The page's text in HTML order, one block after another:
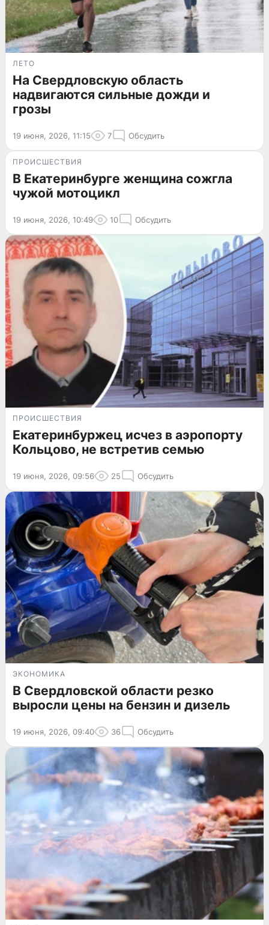
ЛЕТО
На Свердловскую область
надвигаются сильные дожди и
грозы
19 июня, 2026, 11:15 7 Обсудить
ПРОИСШЕСТВИЯ
В Екатеринбурге женщина сожгла
чужой мотоцикл
19 июня, 2026, 10:49 10 Обсудить
ПРОИСШЕСТВИЯ
Екатеринбуржец исчез в аэропорту
Кольцово, не встретив семью
19 июня, 2026, 09:56 25 Обсудить
ЭКОНОМИКА
В Свердловской области резко
выросли цены на бензин и дизель
19 июня, 2026, 09:40 36 Обсудить